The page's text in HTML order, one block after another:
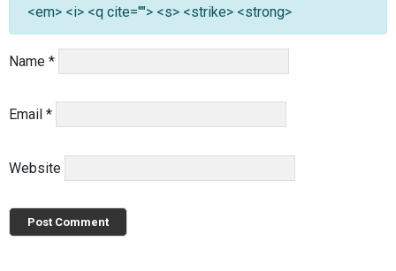
<em> <i> <q cite=""> <s> <strike> <strong>
Name *
Email *
Website